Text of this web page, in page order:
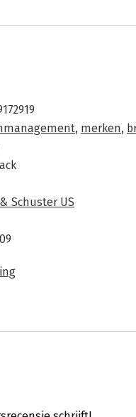
, merken,
Schuster US